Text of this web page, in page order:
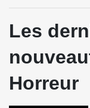
Les
Horreur